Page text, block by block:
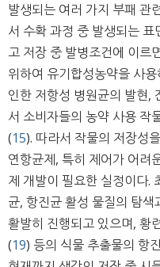
발생되는 여러 가지 부패 관
서 수확 과정 중 발생되는
고 저장 중 발병조건에 이르
위하여 유기합성농약을 사
인한 저항성 병원균의 발현,
서 소비자들의 농약 사용 작
(15). 따라서 작물의 저장성
연항균제, 특히 제어가 어려
제 개발이 필요한 실정이다.
균, 항진균 활성 물질의 탐
활발히 진행되고 있으며, 황
(19) 등의 식물 추출물의 항